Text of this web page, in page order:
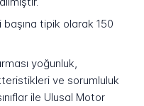
başına tipik olarak 150
yoğunluk,
ve sorumluluk
ile Ulusal Motor